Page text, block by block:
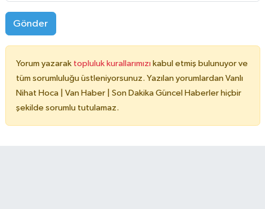
Gönder
Yorum yazarak topluluk kurallarımızı kabul etmiş bulunuyor ve
tüm sorumluluğu üstleniyorsunuz. Yazılan yorumlardan Vanlı
Nihat Hoca | Van Haber | Son Dakika Güncel Haberler hiçbir
şekilde sorumlu tutulamaz.